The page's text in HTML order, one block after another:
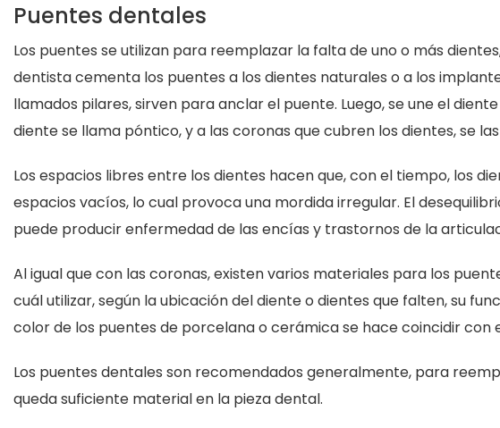
Puentes dentales
Los puentes se utilizan para reemplazar la falta de uno o más
dentista cementa los puentes a los dientes naturales o a los
llamados pilares, sirven para anclar el puente. Luego, se une el
diente se llama póntico, y a las coronas que cubren los dientes, se
Los espacios libres entre los dientes hacen que, con el tiempo, los
espacios vacíos, lo cual provoca una mordida irregular. El
puede producir enfermedad de las encías y trastornos de la
Al igual que con las coronas, existen varios materiales para los
cuál utilizar, según la ubicación del diente o dientes que falten, su
color de los puentes de porcelana o cerámica se hace coincidir con
Los puentes dentales son recomendados generalmente, para
queda suficiente material en la pieza dental.